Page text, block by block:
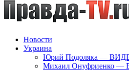
Новости
Украина
Юрий Подоляка —
Михаил Онуфриенко —